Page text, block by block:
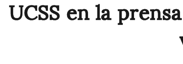
UCSS en la